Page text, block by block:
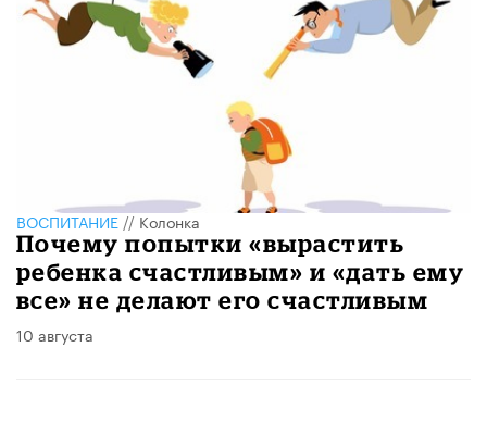
ВОСПИТАНИЕ//Колонка
Почему попытки «вырастить
ребенка счастливым» и «дать ему
все» не делают его счастливым
10 августа